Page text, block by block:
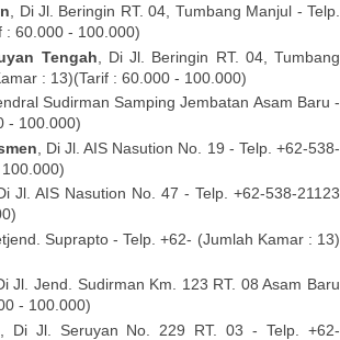
, Di Jl. Beringin RT. 04, Tumbang Manjul - Telp.
: 60.000 - 100.000)
Tengah , Di Jl. Beringin RT. 04, Tumbang
: 13)(Tarif : 60.000 - 100.000)
Sudirman Samping Jembatan Asam Baru -
- 100.000)
, Di Jl. AIS Nasution No. 19 - Telp. +62-538-
Di Jl. AIS Nasution No. 47 - Telp. +62-538-21123
Suprapto - Telp. +62- (Jumlah Kamar : 13)
Jl. Jend. Sudirman Km. 123 RT. 08 Asam Baru
- 100.000)
, Di Jl. Seruyan No. 229 RT. 03 - Telp. +62-